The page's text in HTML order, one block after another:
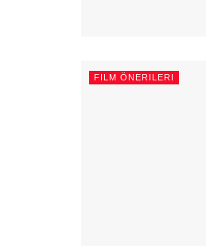
FILM ÖNERILERI